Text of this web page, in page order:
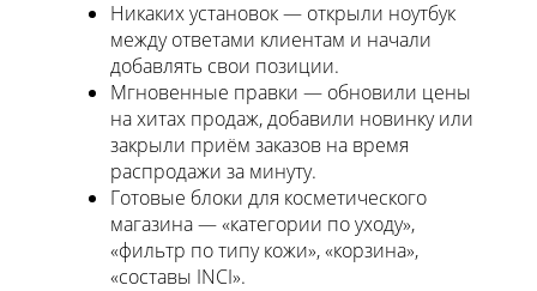
Никаких установок — открыли ноутбук
между ответами клиентам и начали
добавлять свои позиции.
Мгновенные правки — обновили цены
на хитах продаж, добавили новинку или
закрыли приём заказов на время
распродажи за минуту.
Готовые блоки для косметического
магазина — «категории по уходу»,
«фильтр по типу кожи», «корзина»,
«составы INCI».